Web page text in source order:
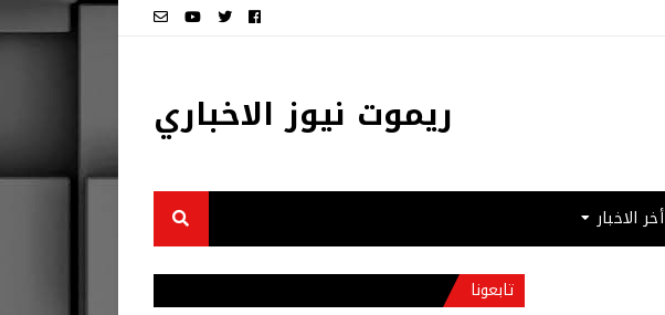
ريموت نيوز الاخباري
أخر الاخبار
تابعونا